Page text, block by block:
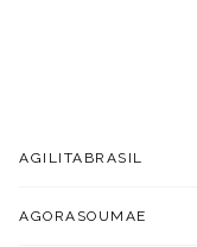
AGILITABRASIL
AGORASOUMAE